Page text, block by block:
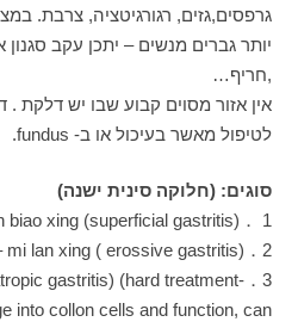
גרפסים,גזים, רגורגיטציה, צרבת.
יותר גברים מנשים – יתכן עקב
,חריף…
אין אזור מסוים קבוע שבו יש דלקת
לטיפול מאשר בעיכול או ב- fundus.
סוגים: (חלוקה סינית ישנה)
1 ．浅 表性 – qian biao xing (superficial gastritis)
2．縻烂性 – mi lan xing ( erossive gastritis)
gastritis) (hard treatment-
into collon cells and function, can